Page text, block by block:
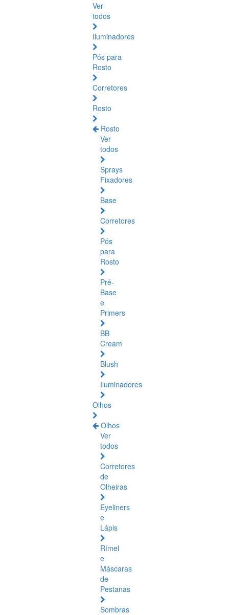
Ver
todos
Iluminadores
Pós para
Rosto
Corretores
Rosto
Rosto
Ver
todos
Sprays
Fixadores
Base
Corretores
Pós
para
Rosto
Pré-
Base
e
Primers
BB
Cream
Blush
Iluminadores
Olhos
Olhos
Ver
todos
Corretores
de
Olheiras
Eyeliners
e
Lápis
Rímel
e
Máscaras
de
Pestanas
Sombras